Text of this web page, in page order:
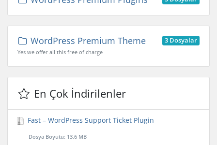
WordPress Premium Theme 3 Dosyalar
Yes we offer all this free of charge
En Çok İndirilenler
Fast – WordPress Support Ticket Plugin
Dosya Boyutu: 13.6 MB